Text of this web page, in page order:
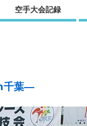
空手大会記録
千葉―